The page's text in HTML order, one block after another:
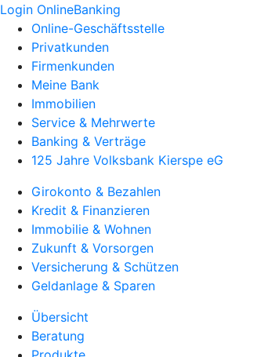
Login OnlineBanking
Online-Geschäftsstelle
Privatkunden
Firmenkunden
Meine Bank
Immobilien
Service & Mehrwerte
Banking & Verträge
125 Jahre Volksbank Kierspe eG
Girokonto & Bezahlen
Kredit & Finanzieren
Immobilie & Wohnen
Zukunft & Vorsorgen
Versicherung & Schützen
Geldanlage & Sparen
Übersicht
Beratung